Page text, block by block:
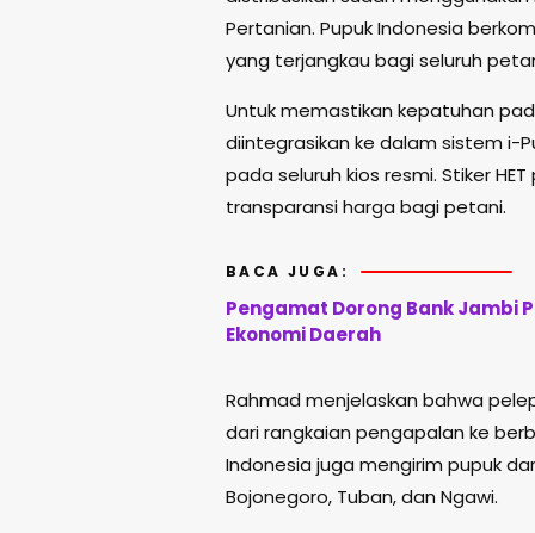
Pertanian. Pupuk Indonesia
yang terjangkau bagi seluruh
Untuk memastikan kepatuhan
diintegrasikan ke dalam sistem i-
pada seluruh kios resmi. Stiker
transparansi harga bagi petani.
BACA JUGA:
Pengamat Dorong Bank Jambi
Ekonomi Daerah
Rahmad menjelaskan bahwa
dari rangkaian pengapalan ke
Indonesia juga mengirim pupuk
Bojonegoro, Tuban, dan Ngawi.